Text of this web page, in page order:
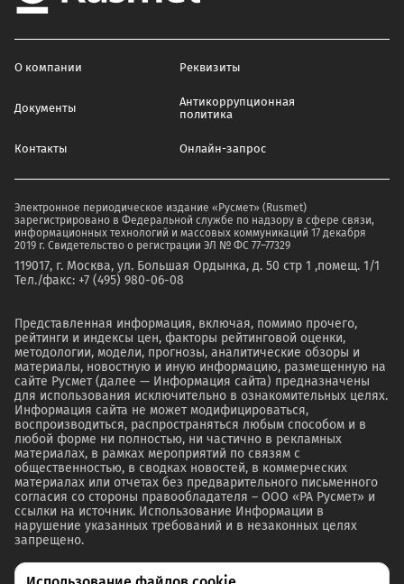
О компании Реквизиты
Документы
Антикоррупционная
политика
Контакты Онлайн-запрос
Электронное периодическое издание «Русмет» (Rusmet)
зарегистрировано в Федеральной службе по надзору в сфере связи,
информационных технологий и массовых коммуникаций 17 декабря
2019 г. Свидетельство о регистрации ЭЛ № ФС 77–77329
119017, г. Москва, ул. Большая Ордынка, д. 50 стр 1 ,помещ. 1/1
Тел./факс: +7 (495) 980-06-08
Представленная информация, включая, помимо прочего,
рейтинги и индексы цен, факторы рейтинговой оценки,
методологии, модели, прогнозы, аналитические обзоры и
материалы, новостную и иную информацию, размещенную на
сайте Русмет (далее — Информация сайта) предназначены
для использования исключительно в ознакомительных целях.
Информация сайта не может модифицироваться,
воспроизводиться, распространяться любым способом и в
любой форме ни полностью, ни частично в рекламных
материалах, в рамках мероприятий по связям с
общественностью, в сводках новостей, в коммерческих
материалах или отчетах без предварительного письменного
согласия со стороны правообладателя – ООО «РА Русмет» и
ссылки на источник. Использование Информации в
нарушение указанных требований и в незаконных целях
запрещено.